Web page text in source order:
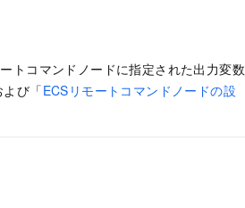
トコマンドノードに指定された出力変数
よび「ECSリモートコマンドノードの設